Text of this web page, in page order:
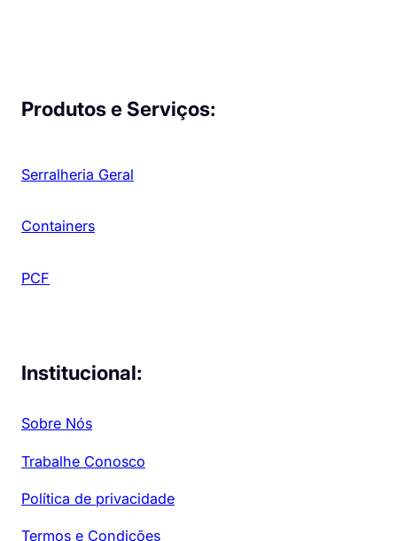
Produtos e Serviços:
Serralheria Geral
Containers
PCF
Institucional:
Sobre Nós
Trabalhe Conosco
Política de privacidade
Termos e Condições